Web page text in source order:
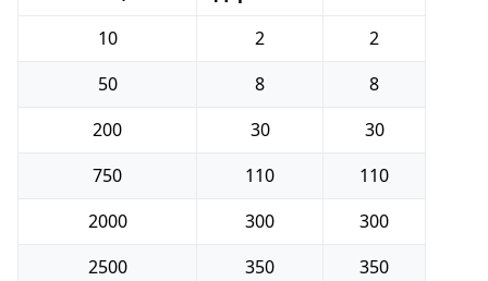
10
2
2
50
8
8
200
30
30
750
110
110
2000
300
300
2500
350 350